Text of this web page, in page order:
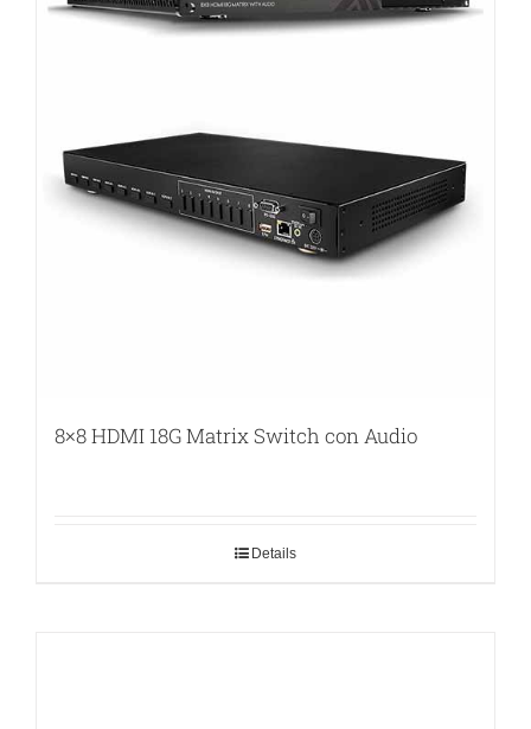
8×8 HDMI 18G Matrix Switch con Audio
Details